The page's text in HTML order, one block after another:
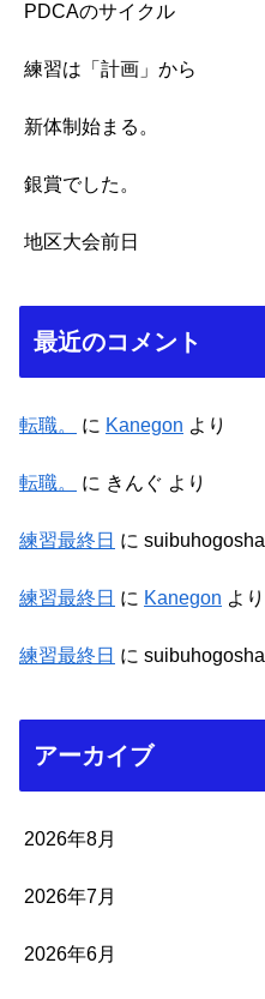
PDCAのサイクル
練習は「計画」から
新体制始まる。
銀賞でした。
地区大会前日
最近のコメント
転職。 に Kanegon より
転職。 に きんぐ より
練習最終日 に suibuhogosha
練習最終日 に Kanegon より
練習最終日 に suibuhogosha
アーカイブ
2026年8月
2026年7月
2026年6月